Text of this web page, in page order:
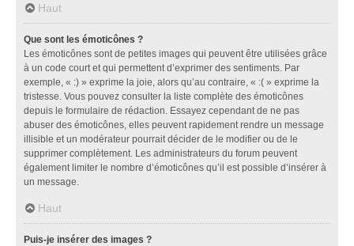
Haut
Que sont les émoticônes ?
Les émoticônes sont de petites images qui peuvent être utilisées grâce
à un code court et qui permettent d’exprimer des sentiments. Par
exemple, « :) » exprime la joie, alors qu’au contraire, « :( » exprime la
tristesse. Vous pouvez consulter la liste complète des émoticônes
depuis le formulaire de rédaction. Essayez cependant de ne pas
abuser des émoticônes, elles peuvent rapidement rendre un message
illisible et un modérateur pourrait décider de le modifier ou de le
supprimer complètement. Les administrateurs du forum peuvent
également limiter le nombre d’émoticônes qu’il est possible d’insérer à
un message.
Haut
Puis-je insérer des images ?